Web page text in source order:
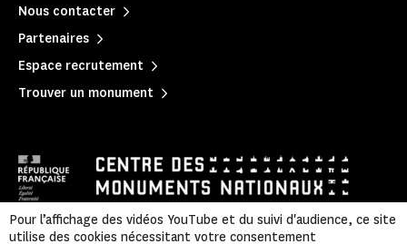
Nous contacter
Partenaires
Espace recrutement
Trouver un monument
Mentions légales Politique de confidentialité |
Pour l’affichage des vidéos YouTube et du suivi d'audience, ce site
utilise des cookies nécessitant votre consentement